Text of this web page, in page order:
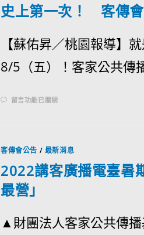
史上第一次！ 客傳
【蘇佑昇／桃園報導】
8/5（五）！客家公共傳
留言功能已關閉
客傳會公告 / 最新消息
2022講客廣播電臺暑
最營」
▲財團法人客家公共傳